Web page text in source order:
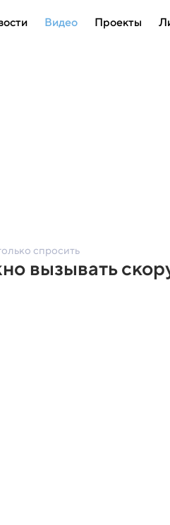
Видео Проекты
спросить
вызывать